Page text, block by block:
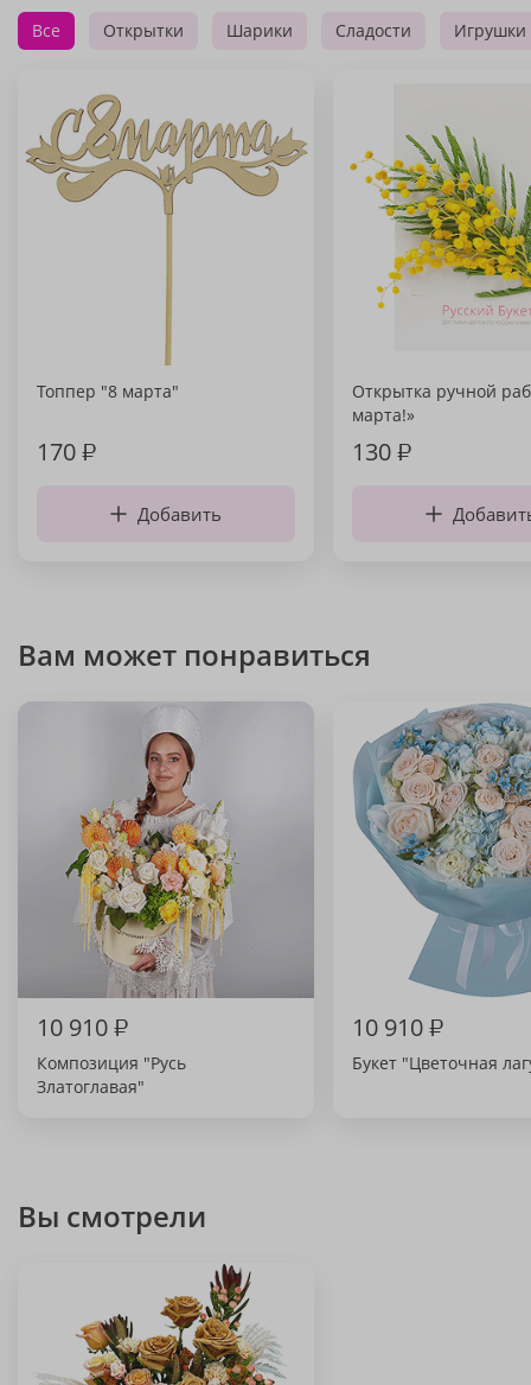
Все Открытки Шарики Сладости Игрушки
Топпер "8 марта"
170₽
Добавить
Открытка ручной
марта!»
130₽
Вам может понравиться
10 910₽
Композиция "Русь
Златоглавая"
10 910₽
Букет "Цветочная
Вы смотрели